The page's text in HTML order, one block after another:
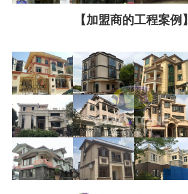
【加盟商的工程案例】